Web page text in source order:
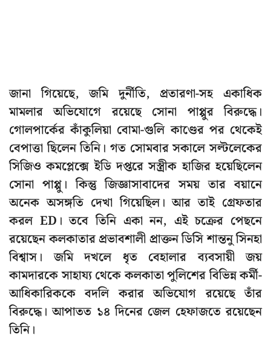
জানা গিয়েছে, জমি দুর্নীতি, প্রতারণা-সহ একাধিক
মামলার অভিযোগে রয়েছে সোনা পাপ্পুর বিরুদ্ধে।
গোলপার্কের কাঁকুলিয়া বোমা-গুলি কাণ্ডের পর থেকেই
বেপাত্তা ছিলেন তিনি। গত সোমবার সকালে সল্টলেকের
সিজিও কমপ্লেক্সে ইডি দপ্তরে সস্ত্রীক হাজির হয়েছিলেন
সোনা পাপ্পু। কিন্তু জিজ্ঞাসাবাদের সময় তার বয়ানে
অনেক অসঙ্গতি দেখা গিয়েছিল। আর তাই গ্রেফতার
করল ED। তবে তিনি একা নন, এই চক্রের পেছনে
রয়েছেন কলকাতার প্রভাবশালী প্রাক্তন ডিসি শান্তনু সিনহা
বিশ্বাস। জমি দখলে ধৃত বেহালার ব্যবসায়ী জয়
কামদারকে সাহায‍্য থেকে কলকাতা পুলিশের বিভিন্ন কর্মী-
আধিকারিককে বদলি করার অভিযোগ রয়েছে তাঁর
বিরুদ্ধে। আপাতত ১৪ দিনের জেল হেফাজতে রয়েছেন
তিনি।